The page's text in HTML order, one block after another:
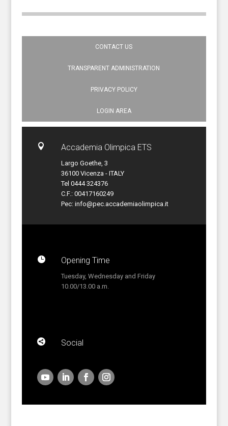
CONTACT US
TRANSPARENT ADMINISTRATION
PRIVACY POLICY
LOGIN AREA
 Accademia Olimpica ETS
Largo Goethe, 3
36100 Vicenza - ITALY
Tel 0444 324376
C.F.: 00417160249
Pec: info@pec.accademiaolimpica.it
 Opening Time
Tuesday, Wednesday and Friday
10.00/13.00 a.m.
 Social